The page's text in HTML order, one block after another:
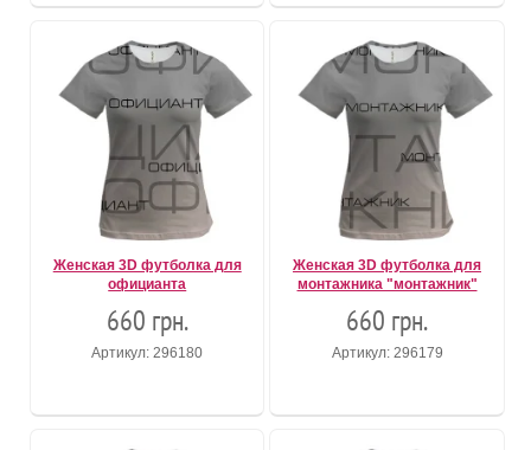
Женская 3D футболка для
официанта
660 грн.
Артикул: 296180
Женская 3D футболка для
монтажника "монтажник"
660 грн.
Артикул: 296179